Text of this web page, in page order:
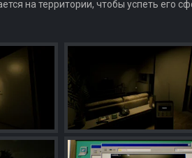
на территории, чтобы успеть его